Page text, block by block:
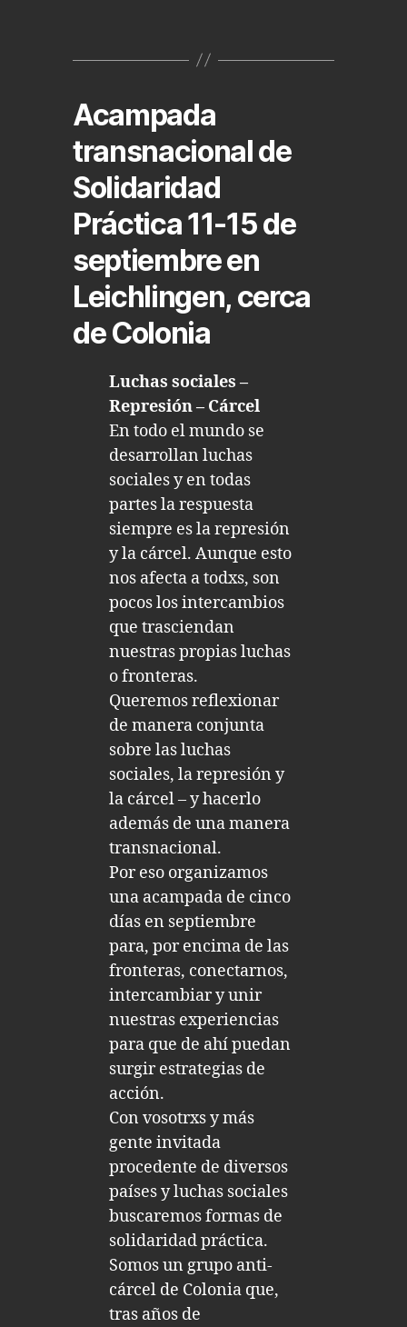
Acampada
transnacional de
Solidaridad
Práctica 11-15 de
septiembre en
Leichlingen, cerca
de Colonia
Luchas sociales –
Represión – Cárcel
En todo el mundo se
desarrollan luchas
sociales y en todas
partes la respuesta
siempre es la represión
y la cárcel. Aunque esto
nos afecta a todxs, son
pocos los intercambios
que trasciendan
nuestras propias luchas
o fronteras.
Queremos reflexionar
de manera conjunta
sobre las luchas
sociales, la represión y
la cárcel – y hacerlo
además de una manera
transnacional.
Por eso organizamos
una acampada de cinco
días en septiembre
para, por encima de las
fronteras, conectarnos,
intercambiar y unir
nuestras experiencias
para que de ahí puedan
surgir estrategias de
acción.
Con vosotrxs y más
gente invitada
procedente de diversos
países y luchas sociales
buscaremos formas de
solidaridad práctica.
Somos un grupo anti-
cárcel de Colonia que,
tras años de